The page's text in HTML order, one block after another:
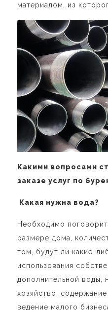
материалом, из
Какими вопросами
заказе услуг по
Какая нужна вода?
Необходимо
размере дома,
том, будут ли какие-
использования
дополнительной воды,
хозяйство,
ведение малого